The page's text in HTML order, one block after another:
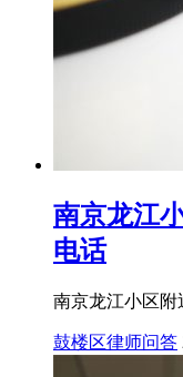
南京龙江
电话
南京龙江小区
鼓楼区律师问答